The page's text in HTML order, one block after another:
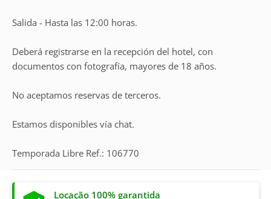
Salida - Hasta las 12:00 horas.
Deberá registrarse en la recepción del hotel, con
documentos con fotografía, mayores de 18 años.
No aceptamos reservas de terceros.
Estamos disponibles vía chat.
Temporada Libre Ref.: 106770
Locação 100% garantida